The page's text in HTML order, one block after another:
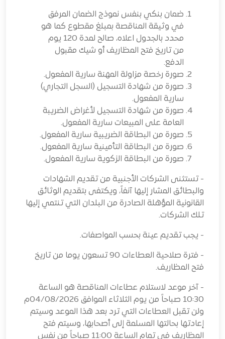
ضمان بنكي بنفس نموذج الضمان المرفق
في وثيقة المناقصة بمبلغ مقطوع كما هو
محدد بالجدول اعلاه، صالح لمدة 120 يوم
من تاريخ فتح المظاريف أو شيك مقبول
الدفع.
صورة رخصة مزاولة المهنة سارية المفعول.
صورة من شهادة التسجيل (السجل التجاري)
سارية المفعول.
صورة من شهادة التسجيل لأغراض الضريبة
العامة على المبيعات سارية المفعول.
صورة من البطاقة الضريبية سارية المفعول.
صورة من البطاقة التأمينية سارية المفعول.
صورة من البطاقة الزكوية سارية المفعول.
- تستثنى الشركات الأجنبية من تقديم الشهادات
والبطائق المشار إليها آنفاً، ويكتفى بتقديم الوثائق
القانونية المؤهلة الصادرة من البلدان التي تنتمي إليها
تلك الشركات.
- يجب تقديم عينة بحسب المواصفات.
- فترة صلاحية العطاءات 90 تسعون يوما من تاريخ
فتح المظاريف.
- آخر موعد لاستلام عطاءات المناقصة هو الساعة
10:30 صباحاً من يوم الثلاثاء الموافق 04/08/2026م
ولن تقبل العطاءات التي ترد بعد هذا الموعد وسيتم
إعادتها بحالتها المسلمة إلى أصحابها، وسيتم فتح
المظاريف في تمام الساعة 11:00 صباحاً من نفس